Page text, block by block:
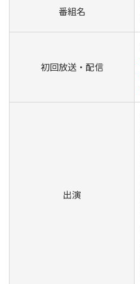
番組名
初回放送・配信
出演